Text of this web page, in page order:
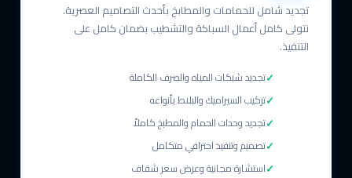
تجديد شامل للحمامات والمطابخ بأحدث التصاميم العصرية.
نتولى كامل أعمال السباكة والتشطيب بضمان كامل على
التنفيذ.
تجديد شبكات المياه والصرف الكاملة
تركيب السيراميك والبلاط بأنواعه
تجديد وحدات الحمام والمطبخ كاملاً
تصميم وتنفيذ احترافي متكامل
استشارة مجانية وعرض سعر شفاف